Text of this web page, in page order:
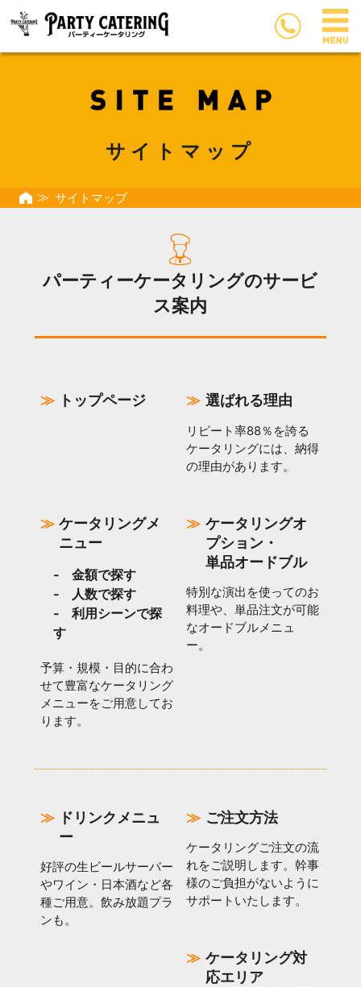
サイトマップ
サイトマップ
パーティーケータリングのサービ
ス案内
トップページ 選ばれる理由
リピート率88％を誇る
ケータリングには、納得
の理由があります。
ケータリングメ
ニュー
金額で探す
人数で探す
利用シーンで探
す
予算・規模・目的に合わ
せて豊富なケータリング
メニューをご用意してお
ります。
ケータリングオ
プション・
単品オードブル
特別な演出を使ってのお
料理や、単品注文が可能
なオードブルメニュ
ー。
ドリンクメニュ
ー
好評の生ビールサーバー
やワイン・日本酒など各
種ご用意。飲み放題プラ
ンも。
ご注文方法
ケータリングご注文の流
れをご説明します。幹事
様のご負担がないように
サポートいたします。
ケータリング対
応エリア